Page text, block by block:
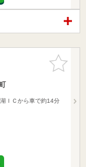
お気に入
りに追加
ＩＣから車で約14分